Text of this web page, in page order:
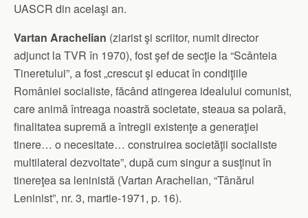
UASCR din acelaşi an.
Vartan Arachelian (ziarist şi scriitor, numit director
adjunct la TVR în 1970), fost şef de secţie la “Scânteia
Tineretului”, a fost „crescut şi educat în condiţiile
României socialiste, făcând atingerea idealului comunist,
care animă întreaga noastră societate, steaua sa polară,
finalitatea supremă a întregii existenţe a generaţiei
tinere… o necesitate… construirea societăţii socialiste
multilateral dezvoltate”, după cum singur a susţinut în
tinereţea sa leninistă (Vartan Arachelian, “Tânărul
Leninist”, nr. 3, martie-1971, p. 16).